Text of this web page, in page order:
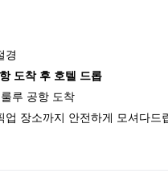
경
도착 후 호텔 드롭
루 공항 도착
장소까지 안전하게 모셔다드